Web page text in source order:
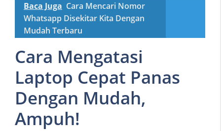
Baca Juga Cara Mencari Nomor
Whatsapp Disekitar Kita Dengan
Mudah Terbaru
Cara Mengatasi
Laptop Cepat Panas
Dengan Mudah,
Ampuh!